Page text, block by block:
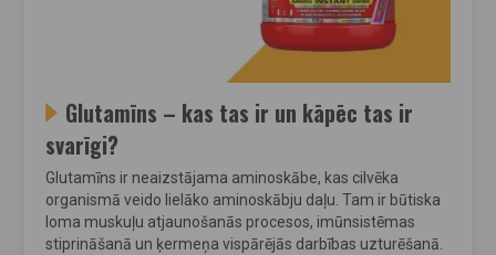
Glutamīns – kas tas ir un kāpēc tas ir
svarīgi?
Glutamīns ir neaizstājama aminoskābe, kas cilvēka
organismā veido lielāko aminoskābju daļu. Tam ir būtiska
loma muskuļu atjaunošanās procesos, imūnsistēmas
stiprināšanā un ķermeņa vispārējās darbības uzturēšanā.